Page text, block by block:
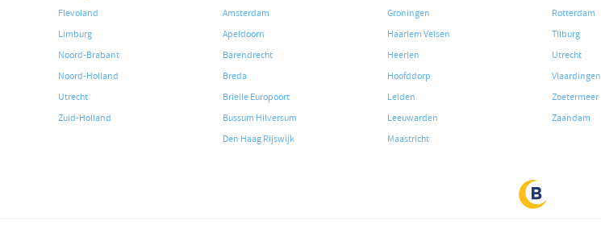
Flevoland
Limburg
Noord-Brabant
Noord-Holland
Utrecht
Zuid-Holland
Amsterdam
Apeldoorn
Barendrecht
Breda
Brielle Europoort
Bussum Hilversum
Den Haag Rijswijk
Groningen
Haarlem Velsen
Heerlen
Hoofddorp
Leiden
Leeuwarden
Maastricht
Rotterdam
Tilburg
Utrecht
Vlaardingen
Zoetermeer
Zaandam